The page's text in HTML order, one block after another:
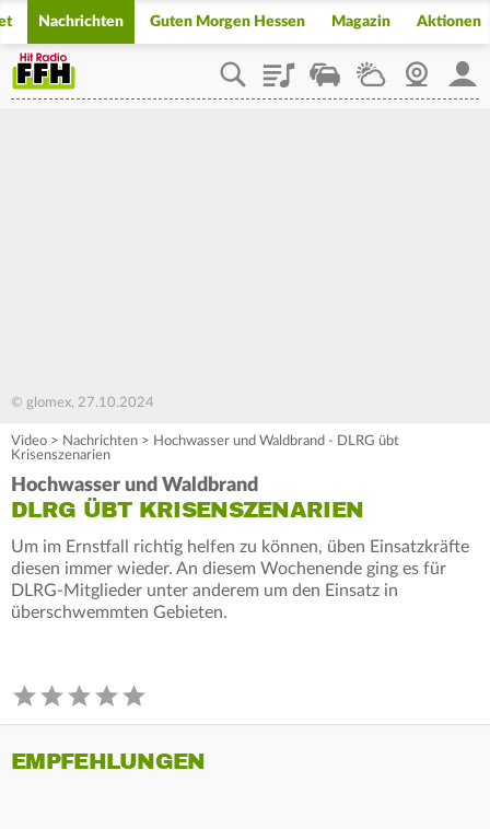
Nachrichten Guten Morgen Hessen Magazin Aktionen
PlaylistStaupilotWetterWebcam
© glomex, 27.10.2024
Video > Nachrichten > Hochwasser und Waldbrand - DLRG übt
Krisenszenarien
Hochwasser und Waldbrand
DLRG ÜBT KRISENSZENARIEN
Um im Ernstfall richtig helfen zu können, üben Einsatzkräfte
diesen immer wieder. An diesem Wochenende ging es für
DLRG-Mitglieder unter anderem um den Einsatz in
überschwemmten Gebieten.
EMPFEHLUNGEN